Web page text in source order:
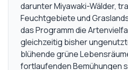
darunter Miyawaki-Wälder,
Feuchtgebiete und
das Programm die
gleichzeitig bisher
blühende grüne
fortlaufenden Bemühungen